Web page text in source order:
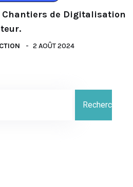
Chantiers de Digitalisation
2 AOÛT 2024
Rechercher